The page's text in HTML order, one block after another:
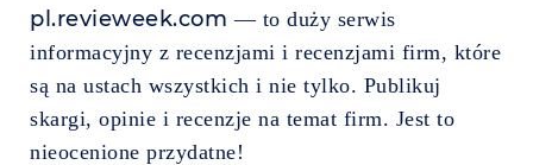
pl.revieweek.com — to duży serwis
informacyjny z recenzjami i recenzjami firm, które
są na ustach wszystkich i nie tylko. Publikuj
skargi, opinie i recenzje na temat firm. Jest to
nieocenione przydatne!